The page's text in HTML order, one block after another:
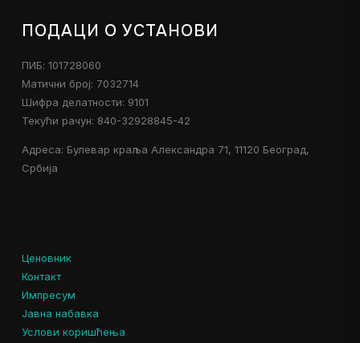
ПОДАЦИ О УСТАНОВИ
ПИБ: 101728060
Матични број: 7032714
Шифра делатности: 9101
Текући рачун: 840-32928845-42
Адреса: Булевар краља Александра 71, 11120 Београд,
Србија
Ценовник
Контакт
Импресум
Јавна набавка
Услови коришћења